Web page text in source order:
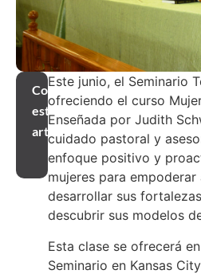
Compartir
este
artículo
Este junio, el Seminario
ofreciendo el curso
Enseñada por Judith
cuidado pastoral y
enfoque positivo y
mujeres para
desarrollar sus
descubrir sus modelos
Esta clase se ofrecerá
Seminario en Kansas